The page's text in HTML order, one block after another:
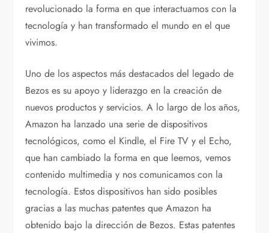
revolucionado la forma en que interactuamos con la
tecnología y han transformado el mundo en el que
vivimos.
Uno de los aspectos más destacados del legado de
Bezos es su apoyo y liderazgo en la creación de
nuevos productos y servicios. A lo largo de los años,
Amazon ha lanzado una serie de dispositivos
tecnológicos, como el Kindle, el Fire TV y el Echo,
que han cambiado la forma en que leemos, vemos
contenido multimedia y nos comunicamos con la
tecnología. Estos dispositivos han sido posibles
gracias a las muchas patentes que Amazon ha
obtenido bajo la dirección de Bezos. Estas patentes